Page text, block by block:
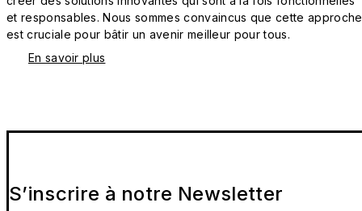
et responsables. Nous sommes convaincus que cette approche
est cruciale pour bâtir un avenir meilleur pour tous.
En savoir plus
S’inscrire à notre Newsletter